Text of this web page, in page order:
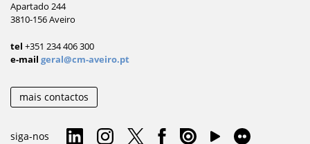
Apartado 244
3810-156 Aveiro
tel +351 234 406 300
e-mail geral@cm-aveiro.pt
mais contactos
siga-nos